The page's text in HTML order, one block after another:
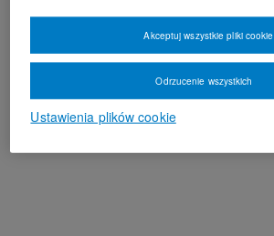
Ustawienia plików cookie
Odrzucenie wszystkich
Akceptuj wszystkie pliki cookie